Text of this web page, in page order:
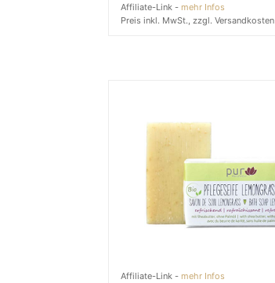
Affiliate-Link - mehr Infos
Preis inkl. MwSt., zzgl. Versandkosten
Affiliate-Link - mehr Infos